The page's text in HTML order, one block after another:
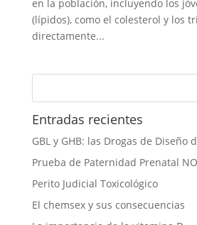
en la población, incluyendo los
(lípidos), como el colesterol y los
directamente...
Entradas recientes
GBL y GHB: las Drogas de Diseño
Prueba de Paternidad Prenatal
Perito Judicial Toxicológico
El chemsex y sus consecuencias